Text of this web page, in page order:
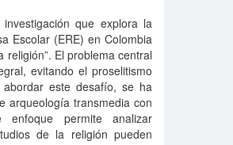
que explora la
Escolar (ERE) en Colombia
El problema central
evitando el proselitismo
este desafío, se ha
arqueología transmedia con
enfoque permite analizar
de la religión pueden